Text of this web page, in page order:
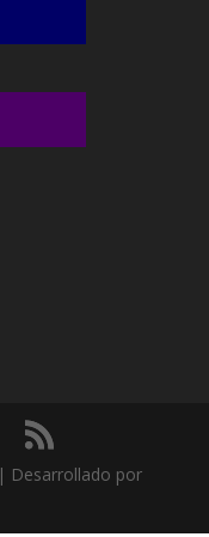
| Desarrollado por